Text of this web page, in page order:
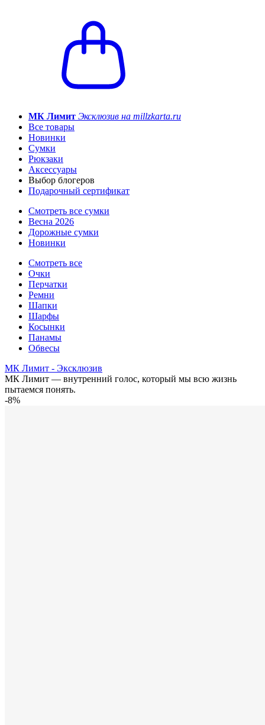
МК Лимит Эксклюзив на millzkarta.ru
Все товары
Новинки
Сумки
Рюкзаки
Аксессуары
Выбор блогеров
Подарочный сертификат
Смотреть все сумки
Весна 2026
Дорожные сумки
Новинки
Смотреть все
Очки
Перчатки
Ремни
Шапки
Шарфы
Косынки
Панамы
Обвесы
МК Лимит - Эксклюзив
МК Лимит — внутренний голос, который мы всю жизнь
пытаемся понять.
-8%